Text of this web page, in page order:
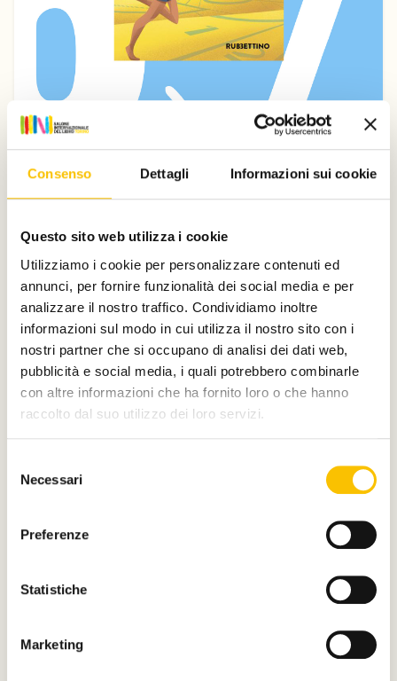
Consenso Dettagli Informazioni sui cookie
Questo sito web utilizza i cookie
Utilizziamo i cookie per personalizzare contenuti ed
annunci, per fornire funzionalità dei social media e per
analizzare il nostro traffico. Condividiamo inoltre
informazioni sul modo in cui utilizza il nostro sito con i
nostri partner che si occupano di analisi dei dati web,
pubblicità e social media, i quali potrebbero combinarle
con altre informazioni che ha fornito loro o che hanno
raccolto dal suo utilizzo dei loro servizi.
delNecessari
Preferenze
Statistiche
Marketing
L'invincibile estate
Claudio Donatelli e Annalisa Nicastro